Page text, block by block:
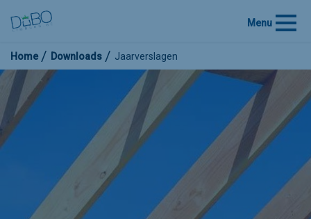
Menu
Home Downloads Jaarverslagen